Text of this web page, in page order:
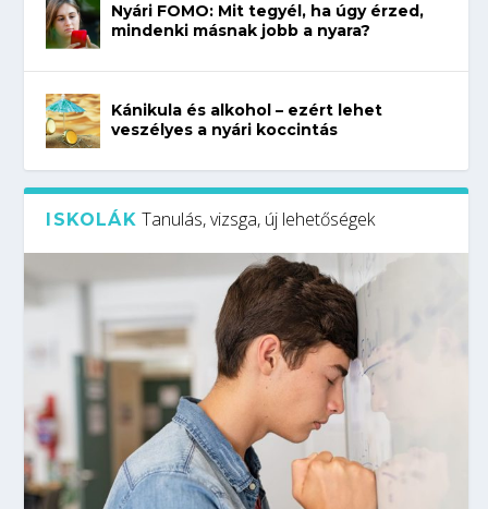
Nyári FOMO: Mit tegyél, ha úgy érzed,
mindenki másnak jobb a nyara?
Kánikula és alkohol – ezért lehet
veszélyes a nyári koccintás
ISKOLÁK Tanulás, vizsga, új lehetőségek